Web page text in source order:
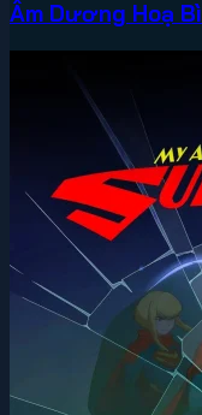
Âm Dương Hoạ Bì